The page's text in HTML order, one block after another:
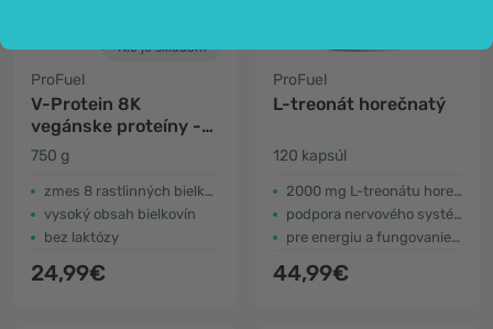
Nie je skladom
ProFuel
V-Protein 8K
vegánske proteíny -
škoricové vločky
750 g
zmes 8 rastlinných bielkovín
vysoký obsah bielkovín
bez laktózy
24,99€
ProFuel
L-treonát horečnatý
120 kapsúl
2000 mg L-treonátu horečnatého
podpora nervového systému
pre energiu a fungovanie svalov
44,99€